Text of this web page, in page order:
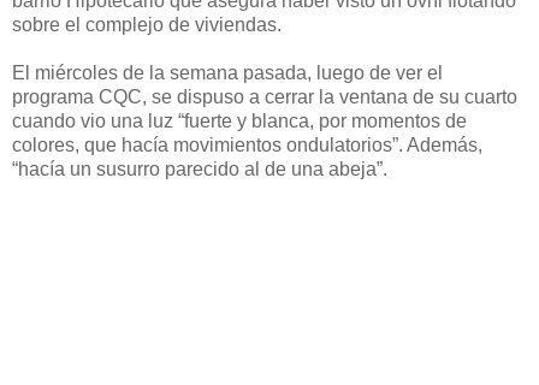
sobre el complejo de viviendas.
El miércoles de la semana pasada, luego de ver el
programa CQC, se dispuso a cerrar la ventana de su cuarto
cuando vio una luz “fuerte y blanca, por momentos de
colores, que hacía movimientos ondulatorios”. Además,
“hacía un susurro parecido al de una abeja”.